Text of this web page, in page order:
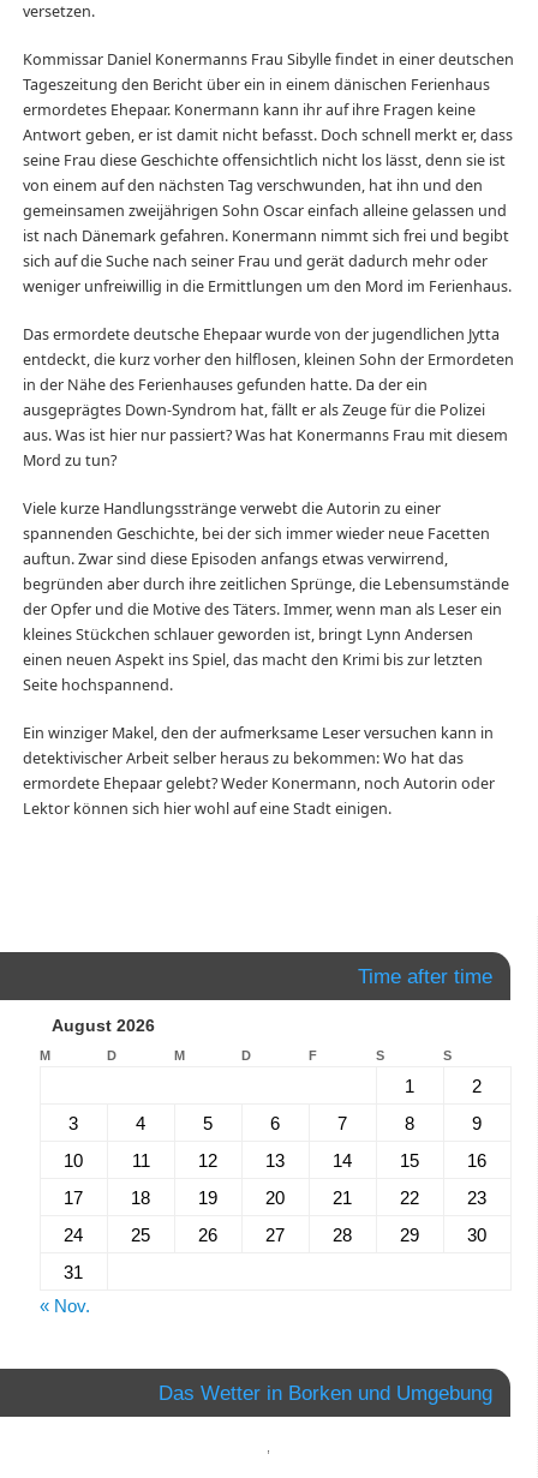
versetzen.
Kommissar Daniel Konermanns Frau Sibylle findet in einer deutschen
Tageszeitung den Bericht über ein in einem dänischen Ferienhaus
ermordetes Ehepaar. Konermann kann ihr auf ihre Fragen keine
Antwort geben, er ist damit nicht befasst. Doch schnell merkt er, dass
seine Frau diese Geschichte offensichtlich nicht los lässt, denn sie ist
von einem auf den nächsten Tag verschwunden, hat ihn und den
gemeinsamen zweijährigen Sohn Oscar einfach alleine gelassen und
ist nach Dänemark gefahren. Konermann nimmt sich frei und begibt
sich auf die Suche nach seiner Frau und gerät dadurch mehr oder
weniger unfreiwillig in die Ermittlungen um den Mord im Ferienhaus.
Das ermordete deutsche Ehepaar wurde von der jugendlichen Jytta
entdeckt, die kurz vorher den hilflosen, kleinen Sohn der Ermordeten
in der Nähe des Ferienhauses gefunden hatte. Da der ein
ausgeprägtes Down-Syndrom hat, fällt er als Zeuge für die Polizei
aus. Was ist hier nur passiert? Was hat Konermanns Frau mit diesem
Mord zu tun?
Viele kurze Handlungsstränge verwebt die Autorin zu einer
spannenden Geschichte, bei der sich immer wieder neue Facetten
auftun. Zwar sind diese Episoden anfangs etwas verwirrend,
begründen aber durch ihre zeitlichen Sprünge, die Lebensumstände
der Opfer und die Motive des Täters. Immer, wenn man als Leser ein
kleines Stückchen schlauer geworden ist, bringt Lynn Andersen
einen neuen Aspekt ins Spiel, das macht den Krimi bis zur letzten
Seite hochspannend.
Ein winziger Makel, den der aufmerksame Leser versuchen kann in
detektivischer Arbeit selber heraus zu bekommen: Wo hat das
ermordete Ehepaar gelebt? Weder Konermann, noch Autorin oder
Lektor können sich hier wohl auf eine Stadt einigen.
Time after time
August 2026
M D M D F S S
1
2
3
4 5 6 7 8
9
10
11 12 13 14 15
16
17
18 19 20 21 22
23
24
25 26 27 28 29
30
31
« Nov.
Das Wetter in Borken und Umgebung
,